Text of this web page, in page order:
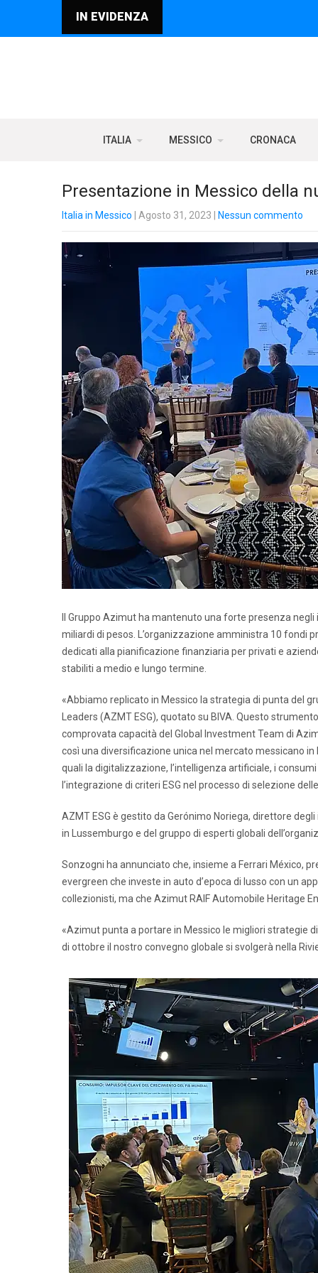
IN EVIDENZA
ITALIA MESSICO CRONACA
Presentazione in Messico della
Italia in Messico | Agosto 31, 2023 Nessun commento
Il Gruppo Azimut ha mantenuto una forte presenza
miliardi di pesos. L’organizzazione amministra 10 fondi
dedicati alla pianificazione finanziaria per privati e
stabiliti a medio e lungo termine.
«Abbiamo replicato in Messico la strategia di punta del
Leaders (AZMT ESG), quotato su BIVA. Questo
comprovata capacità del Global Investment Team di
così una diversificazione unica nel mercato messicano
quali la digitalizzazione, l’intelligenza artificiale, i
l’integrazione di criteri ESG nel processo di selezione
AZMT ESG è gestito da Gerónimo Noriega, direttore
in Lussemburgo e del gruppo di esperti globali
Sonzogni ha annunciato che, insieme a Ferrari México,
evergreen che investe in auto d’epoca di lusso con un
collezionisti, ma che Azimut RAIF Automobile Heritage
«Azimut punta a portare in Messico le migliori strategie
di ottobre il nostro convegno globale si svolgerà nella